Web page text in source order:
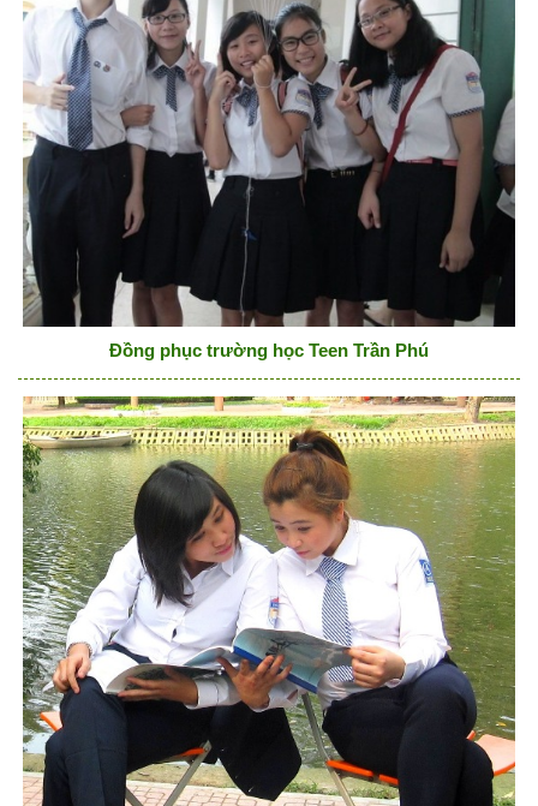
Đồng phục trường học Teen Trần Phú